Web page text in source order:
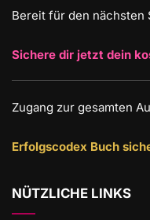
Bereit für den nächsten
Sichere dir jetzt dein
Zugang zur gesamten
Erfolgscodex Buch
NÜTZLICHE LINKS